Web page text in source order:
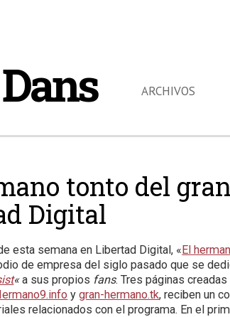
Dans ARCHIVOS
tonto del
Digital
esta semana en Libertad Digital, «El
de empresa del siglo pasado que se
«a sus propios fans. Tres páginas
ygran-hermano.tk, reciben un
relacionados con el programa. En el